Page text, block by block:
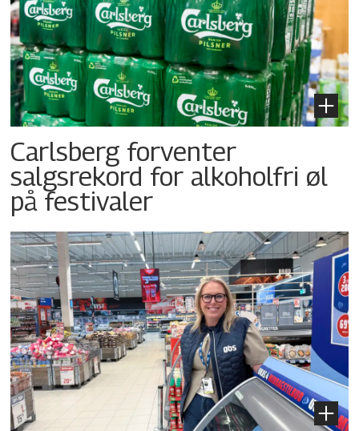
Carlsberg forventer
salgsrekord for alkoholfri øl
på festivaler